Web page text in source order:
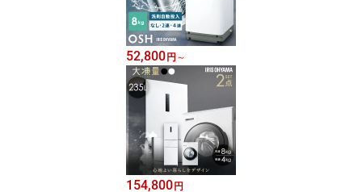
52,800 円 ～
154,800 円